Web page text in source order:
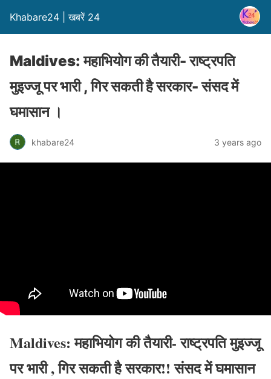
Khabare24 | खबरें 24
Maldives: महाभियोग की तैयारी- राष्ट्रपति
मुइज्जू पर भारी , गिर सकती है सरकार- संसद में
घमासान ।
khabare24 3 years ago
Maldives: महाभियोग की तैयारी- राष्ट्रपति मुइज्जू
पर भारी , गिर सकती है सरकार!! संसद में घमासान